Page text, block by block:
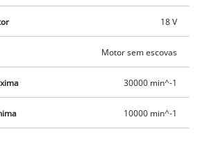
prático da Einhell.
18 V
Motor sem escovas
30000 min^-1
10000 min^-1